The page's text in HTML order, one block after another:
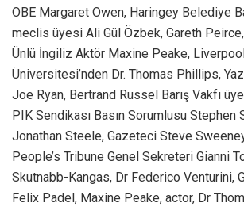
OBE Margaret Owen, Haringey Belediye
meclis üyesi Ali Gül Özbek, Gareth
Ünlü İngiliz Aktör Maxine Peake,
Üniversitesi’nden Dr. Thomas Phillips,
Joe Ryan, Bertrand Russel Barış Vakfı
PIK Sendikası Basın Sorumlusu Stephen
Jonathan Steele, Gazeteci Steve
People’s Tribune Genel Sekreteri Gianni
Skutnabb-Kangas, Dr Federico Venturini,
Felix Padel, Maxine Peake, actor, Dr